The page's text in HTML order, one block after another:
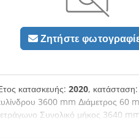
Ζητήστε
κατασκευής: 2020, κατάσταση:
3600 mm Διάμετρος 60
Συνολικό μήκος 3640 mm
χάρτινους πυρήνες 3 ιντσών,